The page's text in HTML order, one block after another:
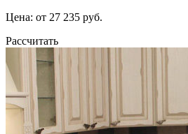
Цена: от 27 235 руб.
Рассчитать